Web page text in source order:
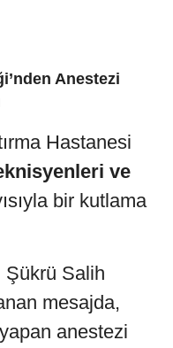
Anestezi
Hastanesi
ve
bir kutlama
Şükrü Salih
mesajda,
anestezi